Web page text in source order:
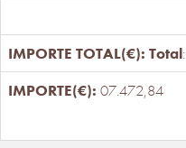
Total:
07.472,84